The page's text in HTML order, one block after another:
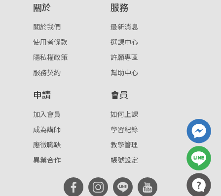
或
註冊
按下註冊即代表你同意我們的使用者條款
。
關於
關於我們
使用者條款
隱私權政策
服務契約
服務
最新消息
選課中心
許願專區
幫助中心
申請
加入會員
成為講師
應徵職缺
異業合作
會員
如何上課
學習紀錄
教學管理
帳號設定